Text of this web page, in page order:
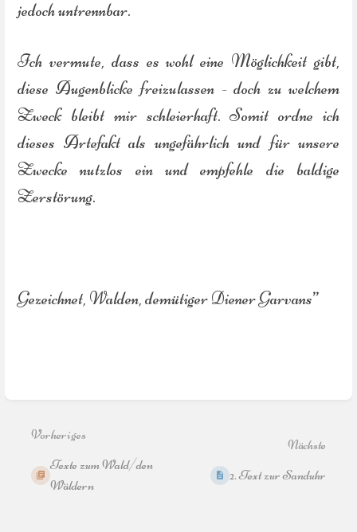
jedoch untrennbar.
Ich vermute, dass es wohl eine Möglichkeit gibt,
diese Augenblicke freizulassen - doch zu welchem
Zweck bleibt mir schleierhaft. Somit ordne ich
dieses Artefakt als ungefährlich und für unsere
Zwecke nutzlos ein und empfehle die baldige
Zerstörung.
Gezeichnet, Walden, demütiger Diener Garvans”
Abschnittsauswahlmodus
Vorheriges
Texte zum Wald/den
Wäldern
Nächste
2. Text zur Sanduhr